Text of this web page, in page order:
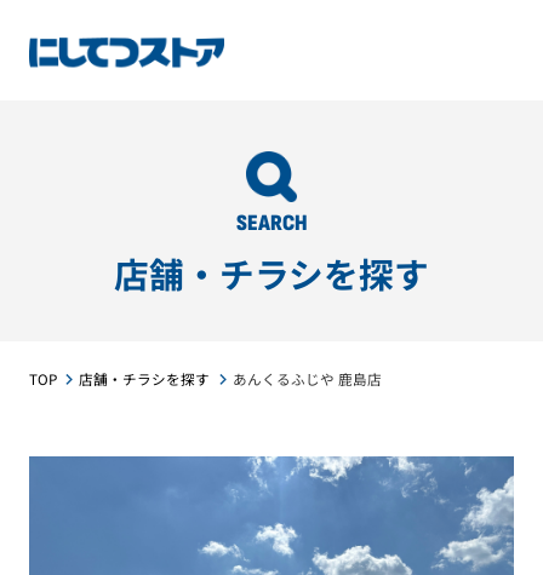
SEARCH
店舗・チラシを探す
TOP 店舗・チラシを探す あんくるふじや 鹿島店